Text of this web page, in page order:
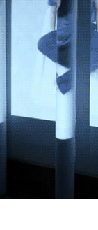
Sanja Milenkovic